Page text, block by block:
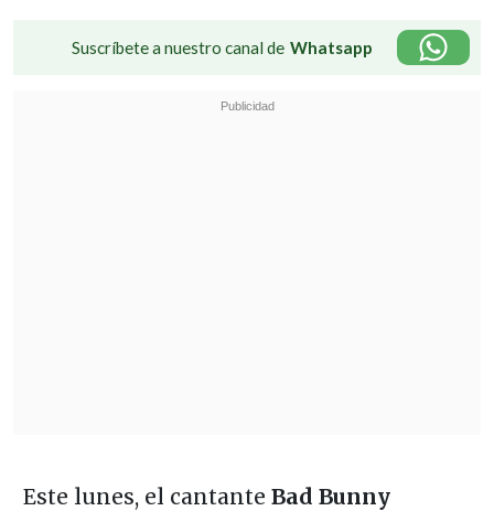
Suscríbete a nuestro canal de Whatsapp
Este lunes, el cantante Bad Bunny